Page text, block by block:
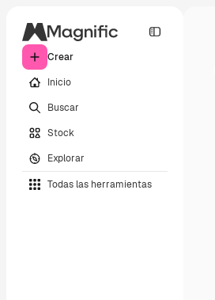
Crear
Inicio
Buscar
Stock
Explorar
Todas las herramientas